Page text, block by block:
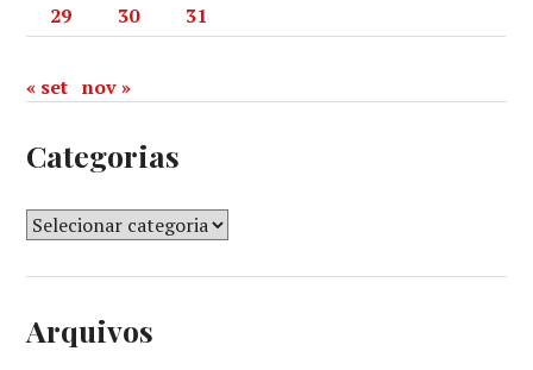
29
30 31
« set nov »
Categorias
Arquivos